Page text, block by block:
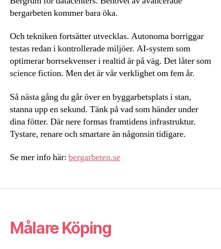
bergarbeten kommer bara öka.
Och tekniken fortsätter utvecklas. Autonoma borriggar
testas redan i kontrollerade miljöer. AI-system som
optimerar borrsekvenser i realtid är på väg. Det låter som
science fiction. Men det är vår verklighet om fem år.
Så nästa gång du går över en byggarbetsplats i stan,
stanna upp en sekund. Tänk på vad som händer under
dina fötter. Där nere formas framtidens infrastruktur.
Tystare, renare och smartare än någonsin tidigare.
Se mer info här: bergarbeten.se
Målare Köping